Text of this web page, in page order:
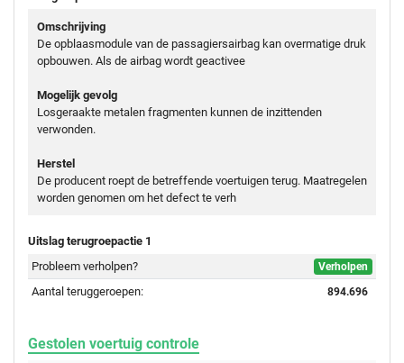
Omschrijving
De opblaasmodule van de passagiersairbag kan overmatige druk
opbouwen. Als de airbag wordt geactivee
Mogelijk gevolg
Losgeraakte metalen fragmenten kunnen de inzittenden
verwonden.
Herstel
De producent roept de betreffende voertuigen terug. Maatregelen
worden genomen om het defect te verh
Uitslag terugroepactie 1
Probleem verholpen?
Verholpen
Aantal teruggeroepen: 894.696
Gestolen voertuig controle